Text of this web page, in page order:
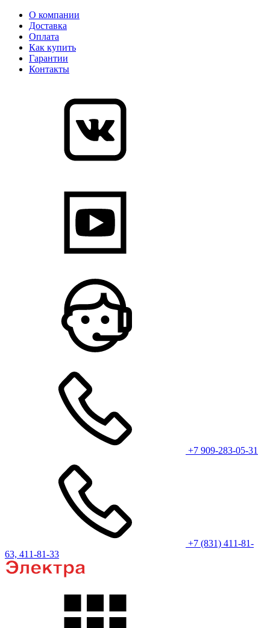
О компании
Доставка
Оплата
Как купить
Гарантии
Контакты
+7 909-283-05-31
+7 (831) 411-81-
63, 411-81-33